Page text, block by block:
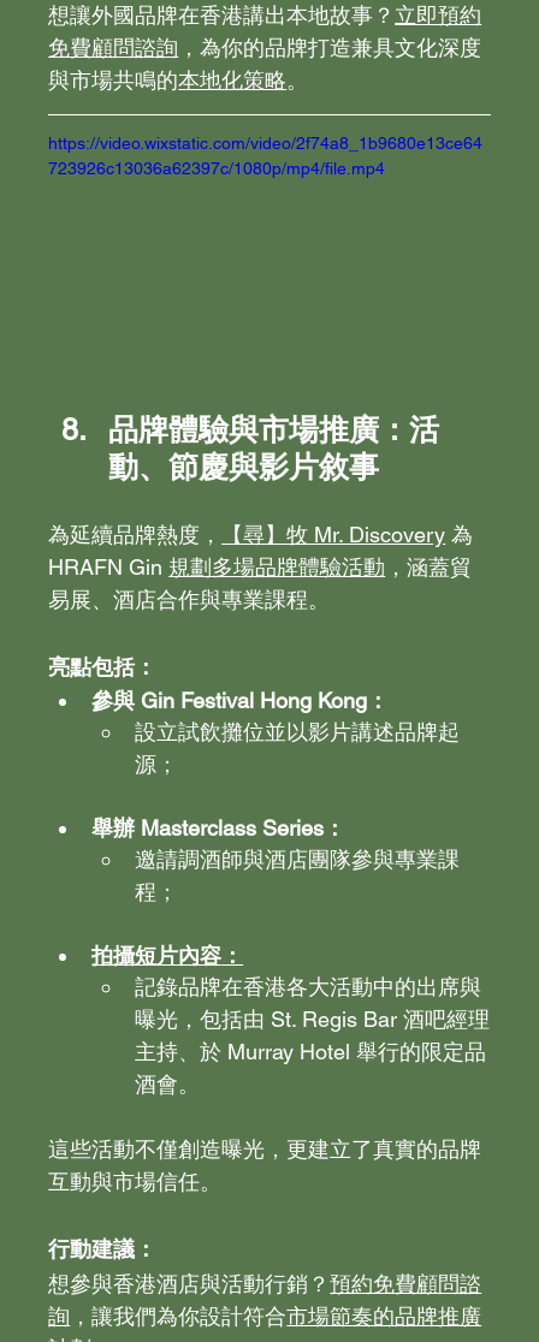
想讓外國品牌在香港講出本地故事？ 立即預約
免費顧問諮詢 ，為你的品牌打造兼具文化深度
與市場共鳴的本地化策略。
https://video.wixstatic.com/video/2f74a8_1b9680e13ce64
723926c13036a62397c/1080p/mp4/file.mp4
品牌體驗與市場推廣：活
動、節慶與影片敘事
為延續品牌熱度， 【尋】牧 Mr. Discovery 為
HRAFN Gin 規劃多場品牌體驗活動 ，涵蓋貿
易展、酒店合作與專業課程。
亮點包括：
參與 Gin Festival Hong Kong：
設立試飲攤位並以影片講述品牌起
源；
舉辦 Masterclass Series：
邀請調酒師與酒店團隊參與專業課
程；
拍攝短片內容 ：
記錄品牌在香港各大活動中的出席與
曝光，包括由 St. Regis Bar 酒吧經理
主持、於 Murray Hotel 舉行的限定品
酒會。
這些活動不僅創造曝光，更建立了真實的品牌
互動與市場信任。
行動建議：
想參與香港酒店與活動行銷？預約免費顧問諮
詢 ，讓我們為你設計符合市場節奏的品牌推廣